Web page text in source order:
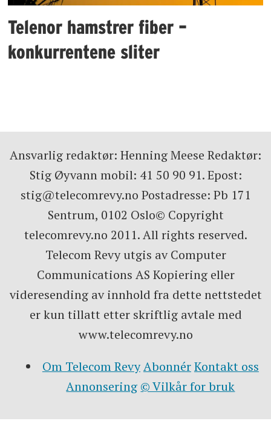
Telenor hamstrer fiber –
konkurrentene sliter
Ansvarlig redaktør: Henning Meese Redaktør:
Stig Øyvann mobil: 41 50 90 91. Epost:
stig@telecomrevy.no Postadresse: Pb 171
Sentrum, 0102 Oslo© Copyright
telecomrevy.no 2011. All rights reserved.
Telecom Revy utgis av Computer
Communications AS Kopiering eller
videresending av innhold fra dette nettstedet
er kun tillatt etter skriftlig avtale med
www.telecomrevy.no
Om Telecom RevyAbonnérKontakt oss
Annonsering © Vilkår for bruk